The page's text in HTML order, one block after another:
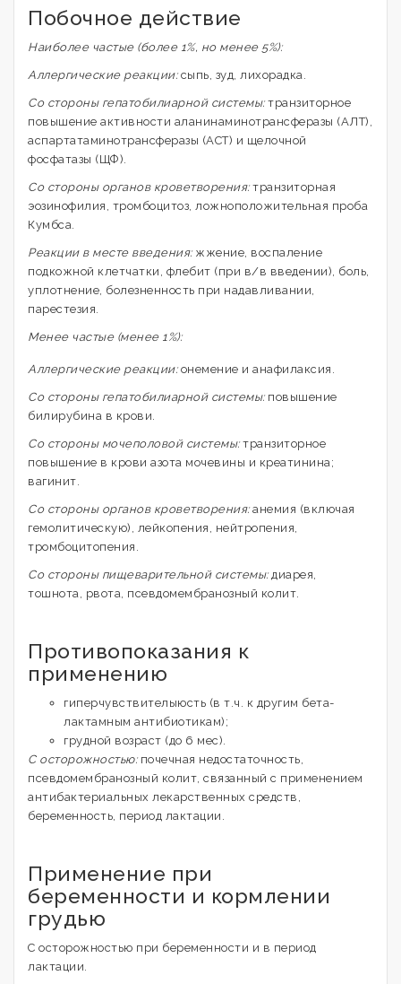
Побочное действие
Наиболее частые (более 1%, но менее 5%):
Аллергические реакции:сыпь, зуд, лихорадка.
Со стороны гепатобилиарной системы:транзиторное
повышение активности аланинаминотрансферазы (АЛТ),
аспартатаминотрансферазы (ACT) и щелочной
фосфатазы (ЩФ).
Со стороны органов кроветворения:транзиторная
эозинофилия, тромбоцитоз, ложноположительная проба
Кумбса.
Реакции в месте введения:жжение, воспаление
подкожной клетчатки, флебит (при в/в введении), боль,
уплотнение, болезненность при надавливании,
парестезия.
Менее частые (менее 1%):
Аллергические реакции:онемение и анафилаксия.
Со стороны гепатобилиарной системы:повышение
билирубина в крови.
Со стороны мочеполовой системы:транзиторное
повышение в крови азота мочевины и креатинина;
вагинит.
Со стороны органов кроветворения:анемия (включая
гемолитическую), лейкопения, нейтропения,
тромбоцитопения.
Со стороны пищеварительной системы:диарея,
тошнота, рвота, псевдомембранозный колит.
Противопоказания к
применению
гиперчувствителыюсть (в т.ч. к другим бета-
лактамным антибиотикам);
грудной возраст (до 6 мес).
С осторожностью:почечная недостаточность,
псевдомембранозный колит, связанный с применением
антибактериальных лекарственных средств,
беременность, период лактации.
Применение при
беременности и кормлении
грудью
С осторожностью при беременности и в период
лактации.